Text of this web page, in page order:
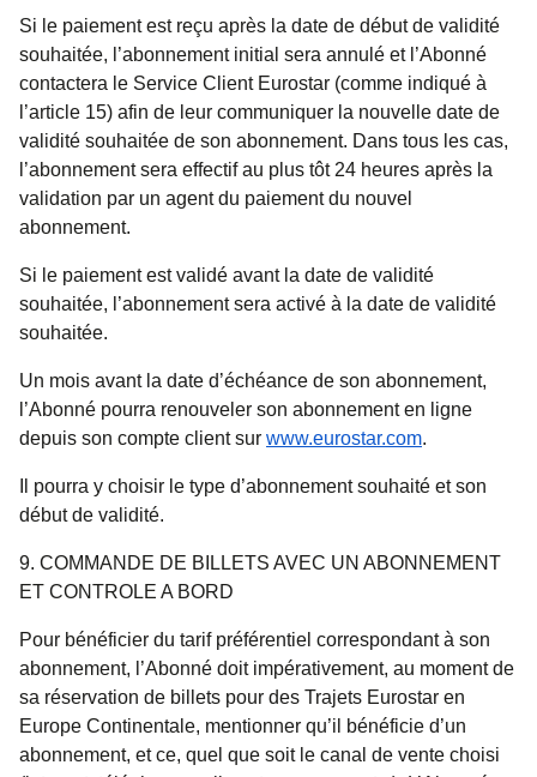
Si le paiement est reçu après la date de début de validité
souhaitée, l’abonnement initial sera annulé et l’Abonné
contactera le Service Client Eurostar (comme indiqué à
l’article 15) afin de leur communiquer la nouvelle date de
validité souhaitée de son abonnement. Dans tous les cas,
l’abonnement sera effectif au plus tôt 24 heures après la
validation par un agent du paiement du nouvel
abonnement.
Si le paiement est validé avant la date de validité
souhaitée, l’abonnement sera activé à la date de validité
souhaitée.
Un mois avant la date d’échéance de son abonnement,
l’Abonné pourra renouveler son abonnement en ligne
depuis son compte client sur www.eurostar.com.
Il pourra y choisir le type d’abonnement souhaité et son
début de validité.
9. COMMANDE DE BILLETS AVEC UN ABONNEMENT
ET CONTROLE A BORD
Pour bénéficier du tarif préférentiel correspondant à son
abonnement, l’Abonné doit impérativement, au moment de
sa réservation de billets pour des Trajets Eurostar en
Europe Continentale, mentionner qu’il bénéficie d’un
abonnement, et ce, quel que soit le canal de vente choisi